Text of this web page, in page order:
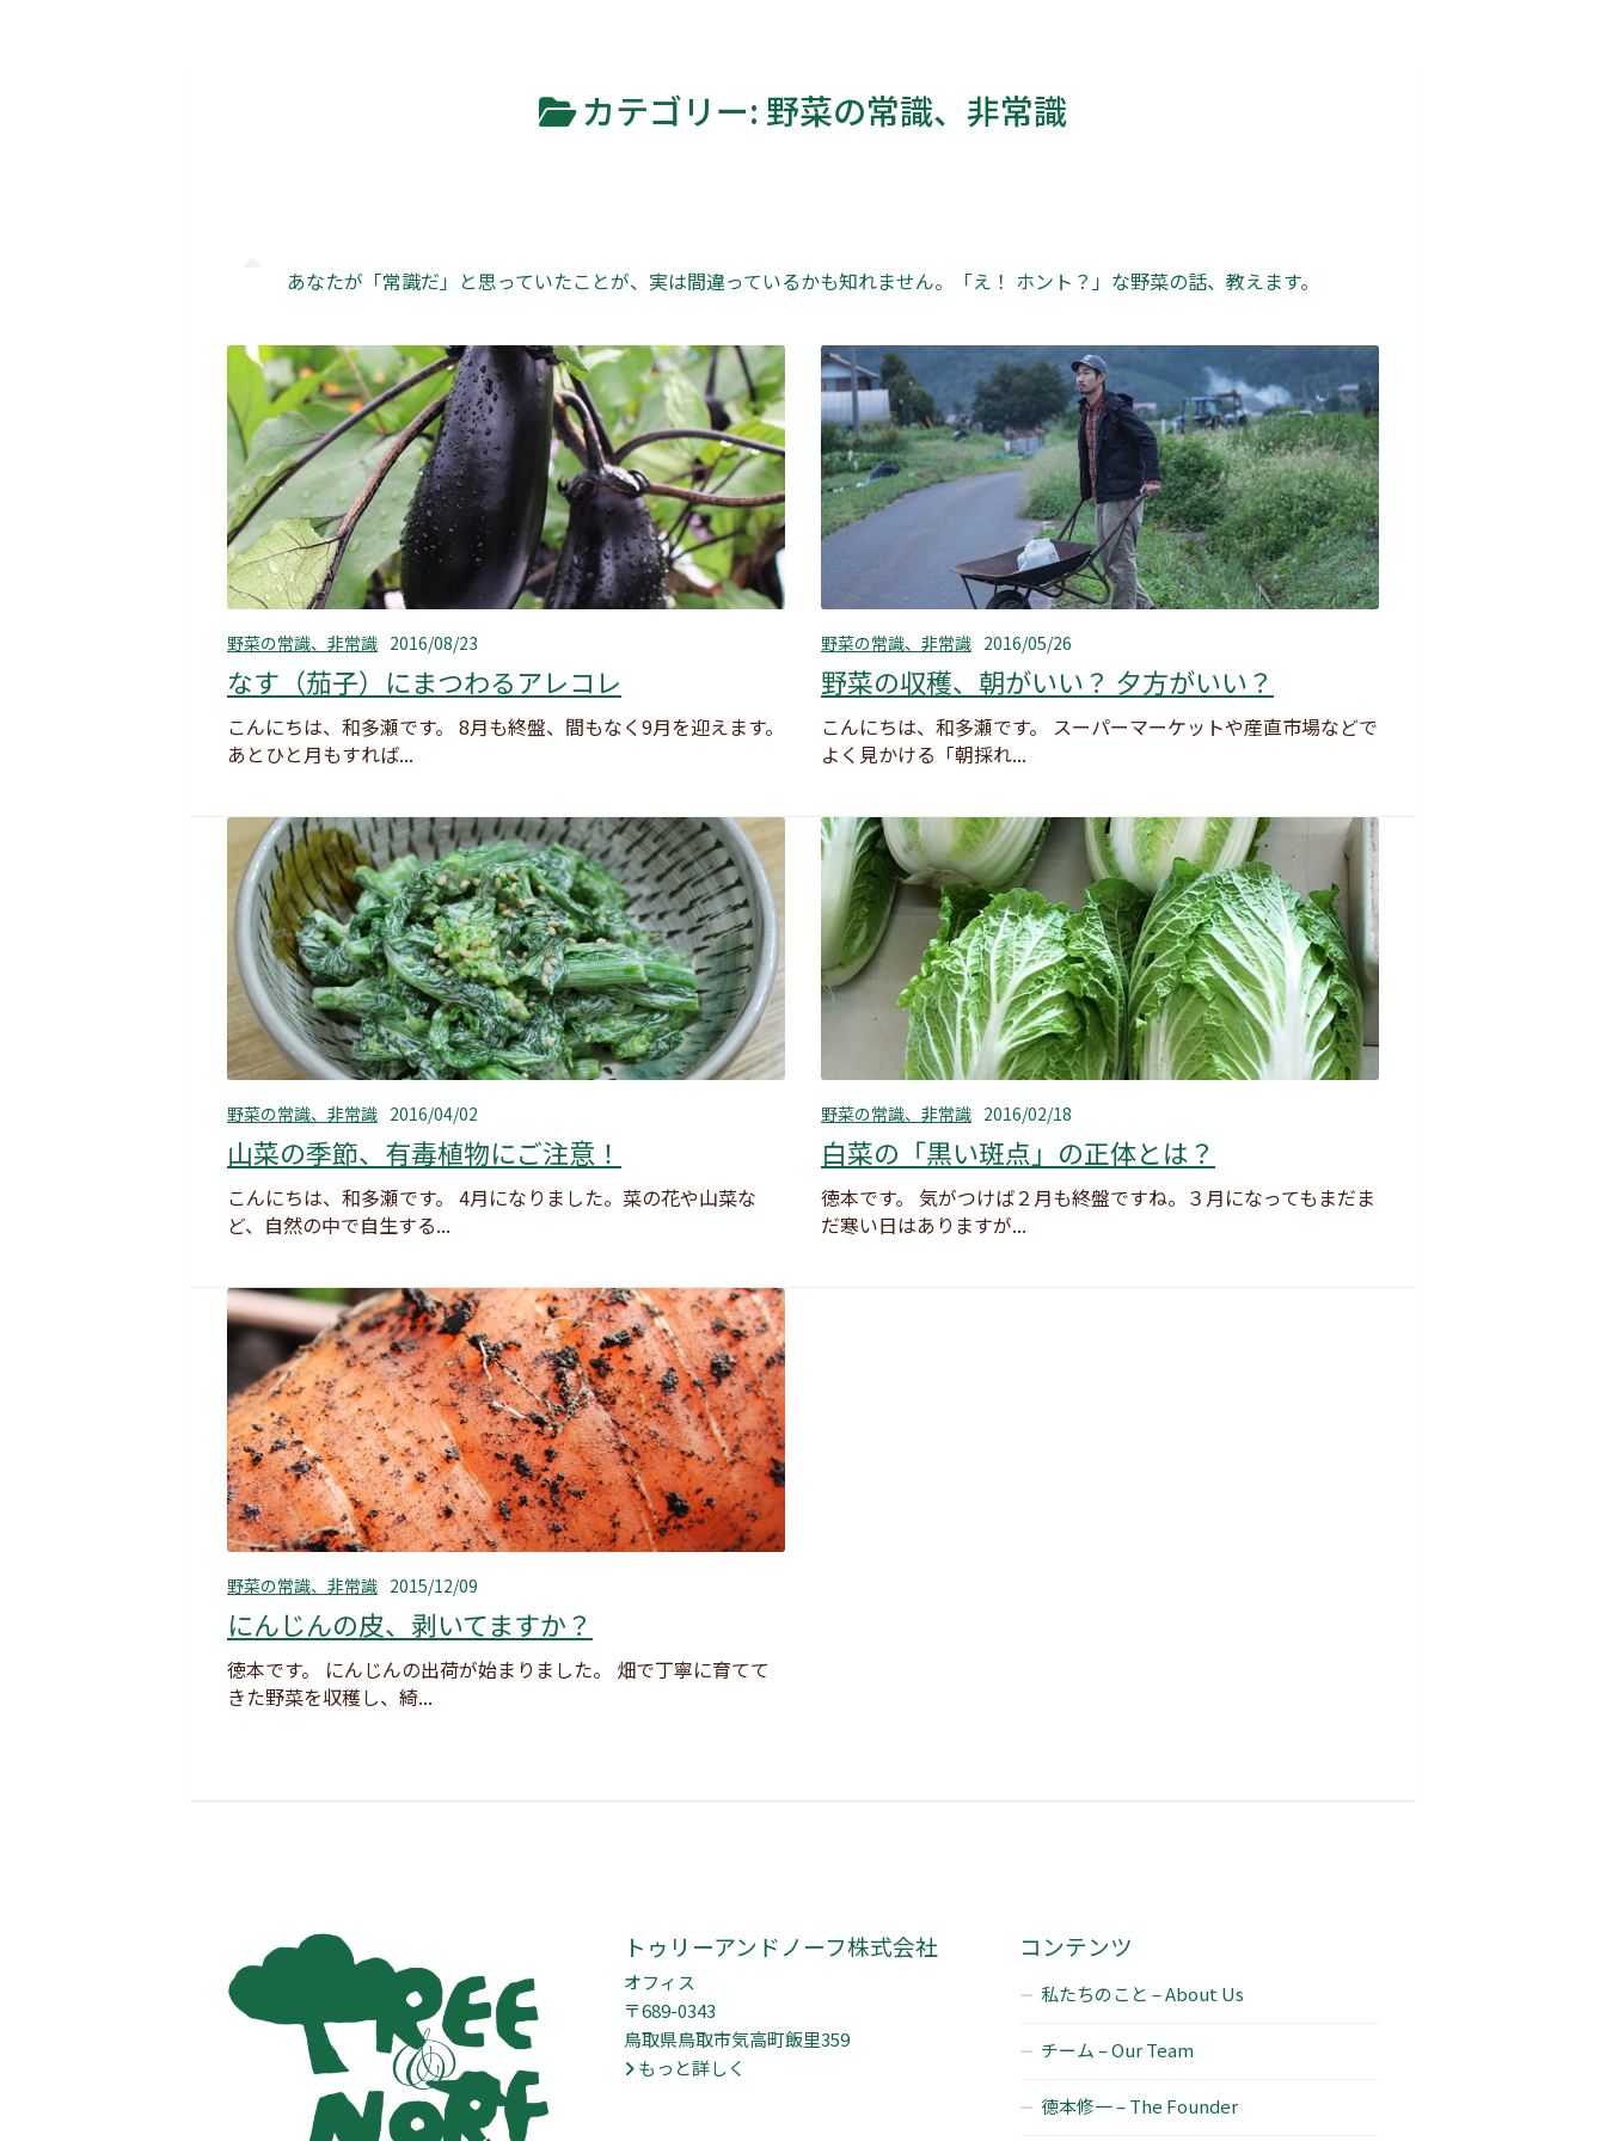
カテゴリー: 野菜の常識、非常識
あなたが「常識だ」と思っていたことが、実は間違っているかも知れません。「え！ ホント？」な野菜の話、教えます。
野菜の常識、非常識 2016/08/23
なす（茄子）にまつわるアレコレ
こんにちは、和多瀬です。 8月も終盤、間もなく9月を迎えます。
あとひと月もすれば...
野菜の常識、非常識 2016/05/26
野菜の収穫、朝がいい？ 夕方がいい？
こんにちは、和多瀬です。 スーパーマーケットや産直市場などで
よく見かける「朝採れ...
野菜の常識、非常識 2016/04/02
山菜の季節、有毒植物にご注意！
こんにちは、和多瀬です。 4月になりました。菜の花や山菜な
ど、自然の中で自生する...
野菜の常識、非常識 2016/02/18
白菜の「黒い斑点」の正体とは？
徳本です。 気がつけば２月も終盤ですね。３月になってもまだま
だ寒い日はありますが...
野菜の常識、非常識 2015/12/09
にんじんの皮、剥いてますか？
徳本です。 にんじんの出荷が始まりました。 畑で丁寧に育てて
きた野菜を収穫し、綺...
トゥリーアンドノーフ株式会社
オフィス
〒689-0343
鳥取県鳥取市気高町飯里359
もっと詳しく
コンテンツ
私たちのこと – About Us
チーム – Our Team
徳本修一 – The Founder